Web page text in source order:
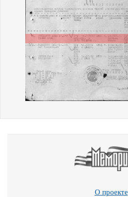
О проекте